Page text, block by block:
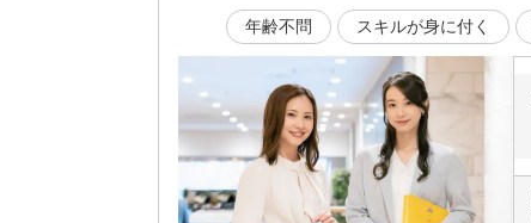
年齢不問 スキルが身に付く